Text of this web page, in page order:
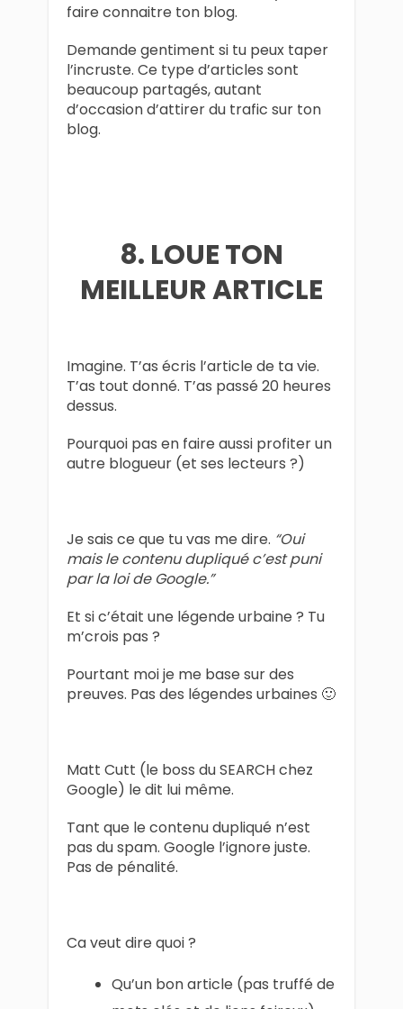
faire connaitre ton blog.
Demande gentiment si tu peux taper
l’incruste. Ce type d’articles sont
beaucoup partagés, autant
d’occasion d’attirer du trafic sur ton
blog.
8. LOUE TON
MEILLEUR ARTICLE
Imagine. T’as écris l’article de ta vie.
T’as tout donné. T’as passé 20 heures
dessus.
Pourquoi pas en faire aussi profiter un
autre blogueur (et ses lecteurs ?)
Je sais ce que tu vas me dire. “Oui
mais le contenu dupliqué c’est puni
par la loi de Google.”
Et si c’était une légende urbaine ? Tu
m’crois pas ?
Pourtant moi je me base sur des
preuves. Pas des légendes urbaines 🙂
Matt Cutt (le boss du SEARCH chez
Google) le dit lui même.
Tant que le contenu dupliqué n’est
pas du spam. Google l’ignore juste.
Pas de pénalité.
Ca veut dire quoi ?
Qu’un bon article (pas truffé de